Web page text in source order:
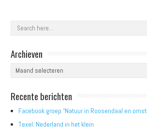
Archieven
Archieven
Recente berichten
Facebook groep “Natuur in Roosendaal en
Texel: Nederland in het klein